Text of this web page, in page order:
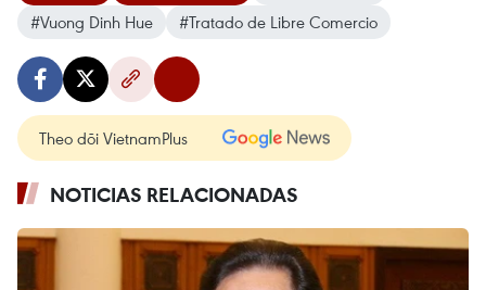
#Vuong Dinh Hue
#Tratado de Libre Comercio
Theo dõi VietnamPlus
NOTICIAS RELACIONADAS